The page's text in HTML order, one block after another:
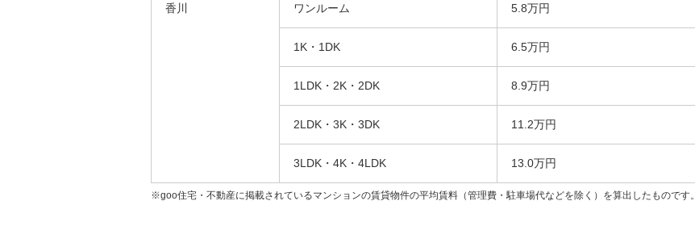
香川 ワンルーム 5.8万円
1K・1DK 6.5万円
1LDK・2K・2DK 8.9万円
2LDK・3K・3DK 11.2万円
3LDK・4K・4LDK 13.0万円
※goo住宅・不動産に掲載されているマンションの賃貸物件の平均賃料（管理費・駐車場代などを除く）を算出したものです。